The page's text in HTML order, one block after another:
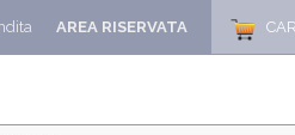
AREA RISERVATA